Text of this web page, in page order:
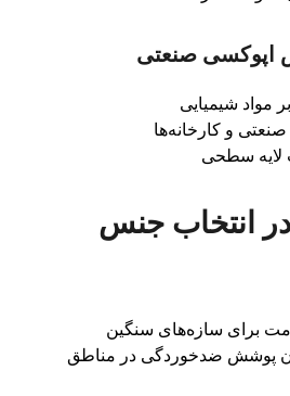
مواد شیمیایی
و کارخانه‌ها
لایه سطحی
انتخاب جنس
پوشش ضدخوردگی در مناطق